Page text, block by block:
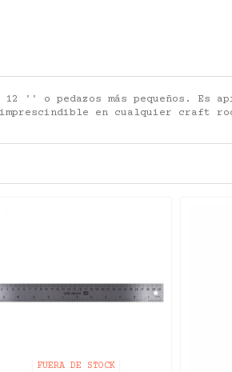
'' o pedazos más pequeños. Es
en cualquier craft
FUERA DE STOCK